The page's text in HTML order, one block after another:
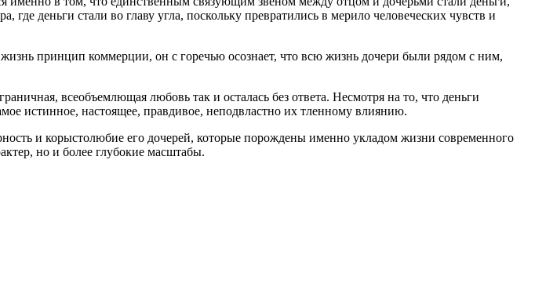
деньги стали во главу угла, поскольку превратились в мерило человеческих чувств и
принцип коммерции, он с горечью осознает, что всю жизнь дочери были рядом с ним,
всеобъемлющая любовь так и осталась без ответа. Несмотря на то, что деньги
истинное, настоящее, правдивое, неподвластно их тленному влиянию.
и корыстолюбие его дочерей, которые порождены именно укладом жизни современного
но и более глубокие масштабы.